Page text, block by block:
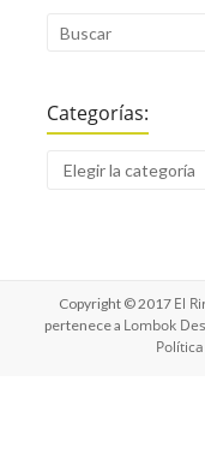
Categorías:
Copyright © 2017 El
pertenece a Lombok